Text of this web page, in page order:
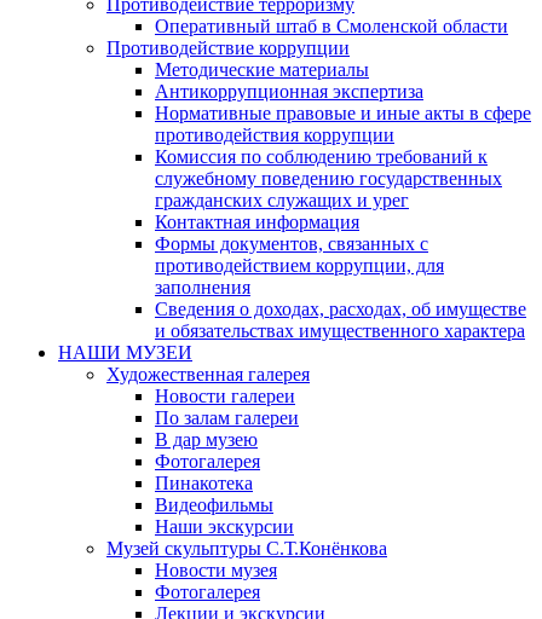
Оперативный штаб в Смоленской области
Противодействие коррупции
Методические материалы
Антикоррупционная экспертиза
Нормативные правовые и иные акты в сфере
противодействия коррупции
Комиссия по соблюдению требований к
служебному поведению государственных
гражданских служащих и урег
Контактная информация
Формы документов, связанных с
противодействием коррупции, для
заполнения
Сведения о доходах, расходах, об имуществе
и обязательствах имущественного характера
НАШИ МУЗЕИ
Художественная галерея
Новости галереи
По залам галереи
В дар музею
Фотогалерея
Пинакотека
Видеофильмы
Наши экскурсии
Музей скульптуры С.Т.Конёнкова
Новости музея
Фотогалерея
Лекции и экскурсии